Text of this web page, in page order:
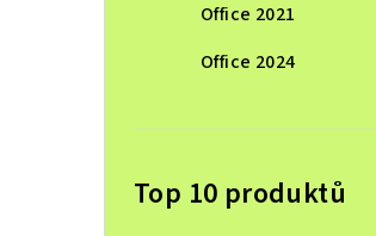
Office 2021
Office 2024
Top 10 produktů